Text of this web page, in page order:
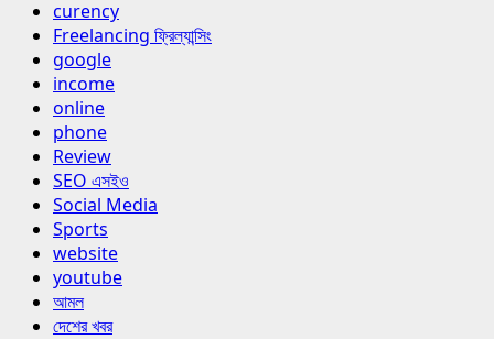
curency
Freelancing ফ্রিল্যান্সিং
google
income
online
phone
Review
SEO এসইও
Social Media
Sports
website
youtube
আমল
দেশের খবর